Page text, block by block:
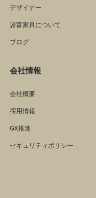
デザイナー
諸富家具について
ブログ
会社情報
会社概要
採用情報
GX推進
セキュリティポリシー